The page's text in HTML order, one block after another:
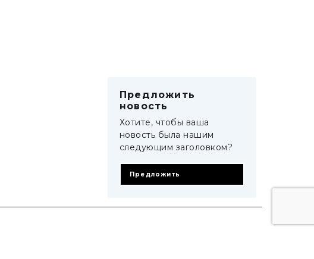
Предложить
новость
Хотите, чтобы ваша
новость была нашим
следующим заголовком?
Предложить